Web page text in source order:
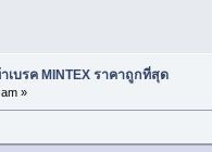
เบรค MINTEX ราคาถูกที่สุด
»